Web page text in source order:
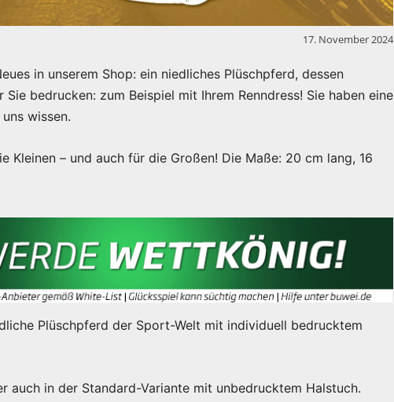
17. November 2024
in unserem Shop: ein niedliches Plüschpferd, dessen
bedrucken: zum Beispiel mit Ihrem Renndress! Sie haben eine
wissen.
Kleinen – und auch für die Großen! Die Maße: 20 cm lang, 16
Plüschpferd der Sport-Welt mit individuell bedrucktem
auch in der Standard-Variante mit unbedrucktem Halstuch.